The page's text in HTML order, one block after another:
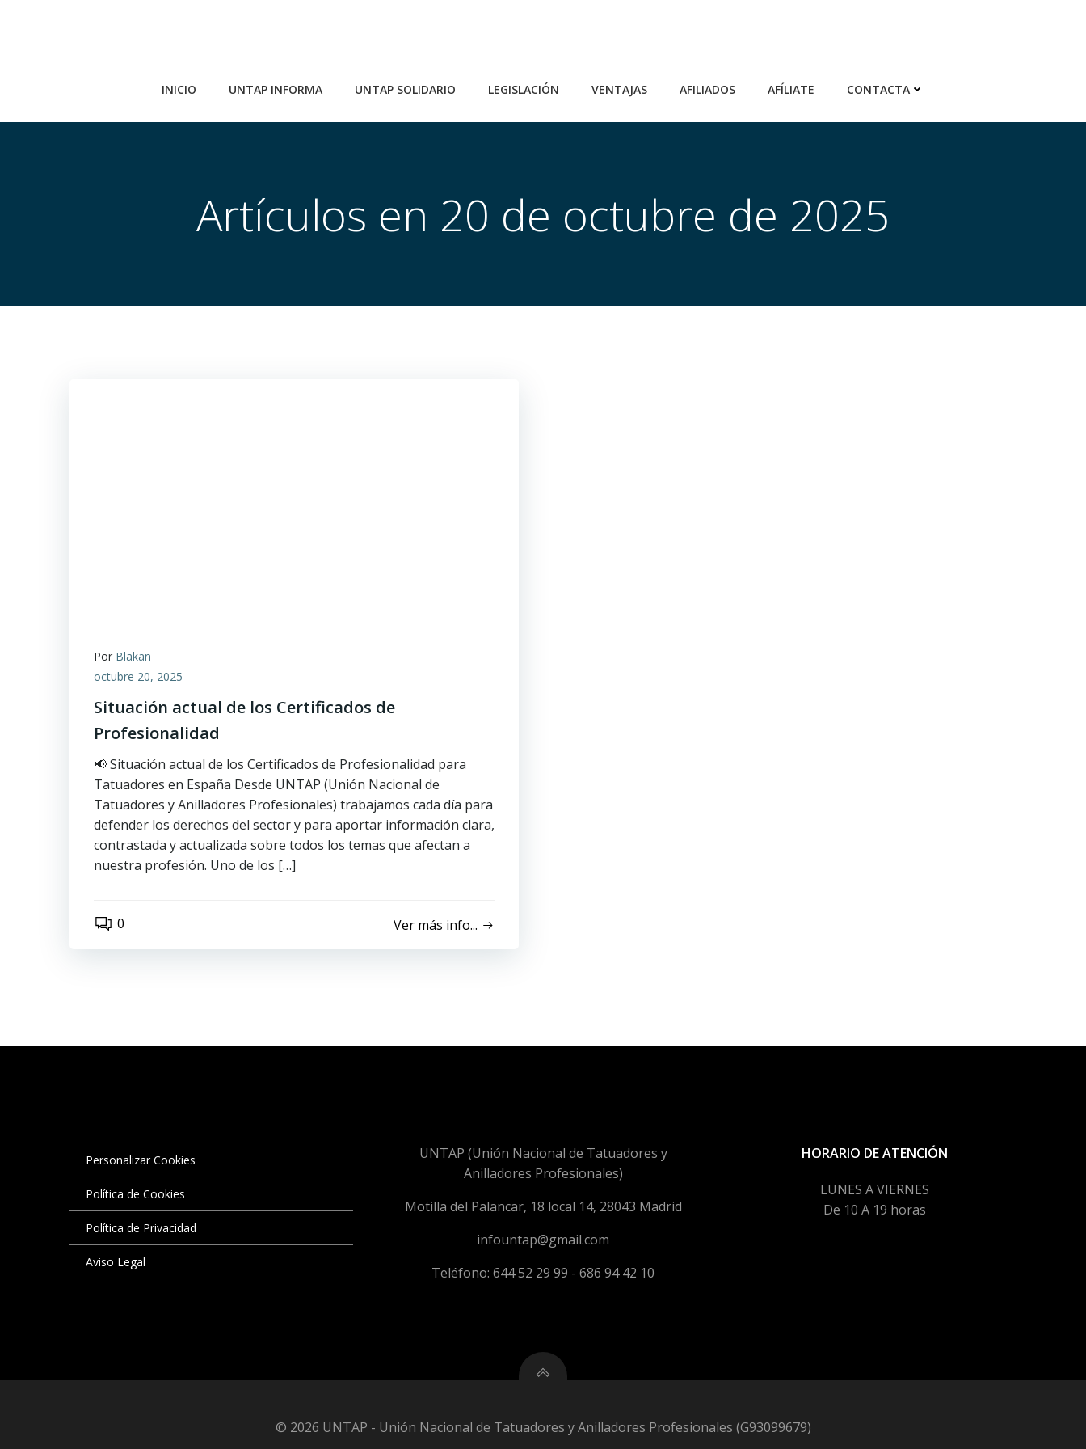
INICIO UNTAP INFORMA UNTAP SOLIDARIO LEGISLACIÓN VENTAJAS AFILIADOS AFÍLIATE CONTACTA
Artículos en 20 de octubre de 2025
Por Blakan
octubre 20, 2025
Situación actual de los Certificados de
Profesionalidad
📢 Situación actual de los Certificados de Profesionalidad para
Tatuadores en España Desde UNTAP (Unión Nacional de
Tatuadores y Anilladores Profesionales) trabajamos cada día para
defender los derechos del sector y para aportar información clara,
contrastada y actualizada sobre todos los temas que afectan a
nuestra profesión. Uno de los […]
0 Ver más info...
Personalizar Cookies
Política de Cookies
Política de Privacidad
Aviso Legal
UNTAP (Unión Nacional de Tatuadores y
Anilladores Profesionales)
Motilla del Palancar, 18 local 14, 28043 Madrid
infountap@gmail.com
Teléfono: 644 52 29 99 - 686 94 42 10
HORARIO DE ATENCIÓN
LUNES A VIERNES
De 10 A 19 horas
© 2026 UNTAP - Unión Nacional de Tatuadores y Anilladores Profesionales (G93099679)